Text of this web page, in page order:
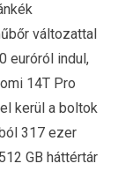
változattal
euróról indul,
14T Pro
kerül a boltok
317 ezer
GB háttértár